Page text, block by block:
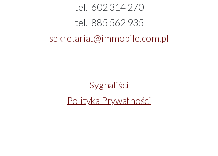
tel. 602 314 270
tel. 885 562 935
sekretariat@immobile.com.pl
Sygnaliści
Polityka Prywatności